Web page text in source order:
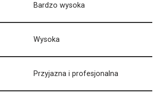
Bardzo wysoka
Wysoka
Przyjazna i profesjonalna